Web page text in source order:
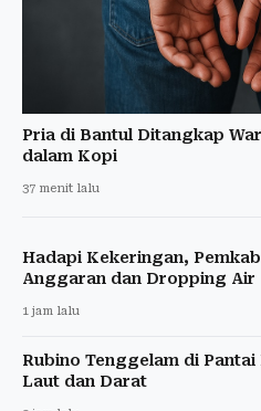
Pria di Bantul Ditangkap
dalam Kopi
37 menit lalu
Hadapi Kekeringan,
Anggaran dan Dropping Air
1 jam lalu
Rubino Tenggelam di
Laut dan Darat